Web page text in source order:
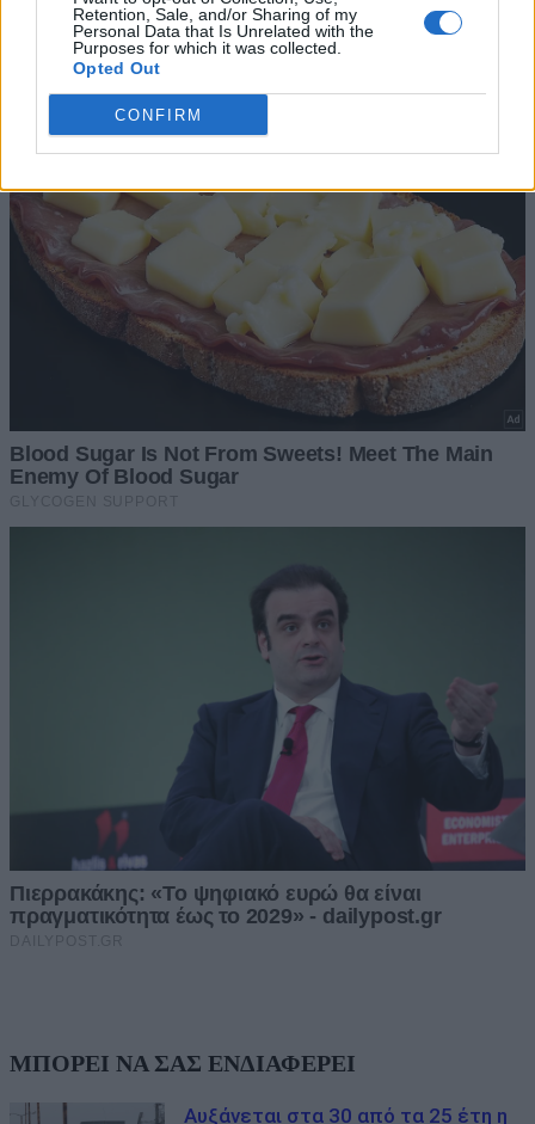
Retention, Sale, and/or Sharing of my
Personal Data that Is Unrelated with the
Purposes for which it was collected.
Opted Out
CONFIRM
ΜΠΟΡΕΙ ΝΑ ΣΑΣ ΕΝΔΙΑΦΕΡΕΙ
Αυξάνεται στα 30 από τα 25 έτη η